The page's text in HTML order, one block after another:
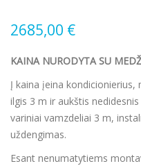
2685,00 €
KAINA NURODYTA SU
Į kaina įeina
ilgis 3 m ir aukštis
variniai vamzdeliai 3 m,
uždengimas.
Esant nenumatytiems